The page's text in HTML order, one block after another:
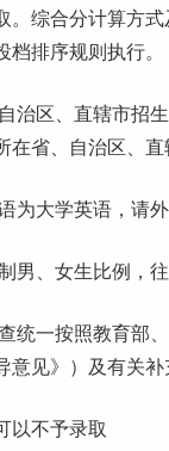
。综合分计算方
排序规则执行。
治区、直辖市招生
省、自治区、直
为大学英语，请
男、女生比例，
统一按照教育部
见》）及有关补
以不予录取